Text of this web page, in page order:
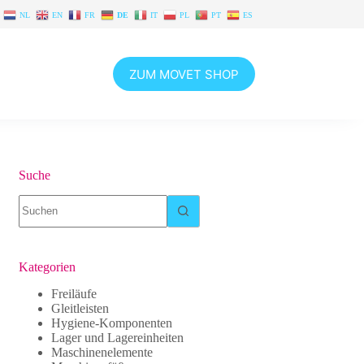
NL EN FR DE IT PL PT ES
ZUM MOVET SHOP
Suche
Ergebnisse
Kategorien
Freiläufe
Gleitleisten
Hygiene-Komponenten
Lager und Lagereinheiten
Maschinenelemente